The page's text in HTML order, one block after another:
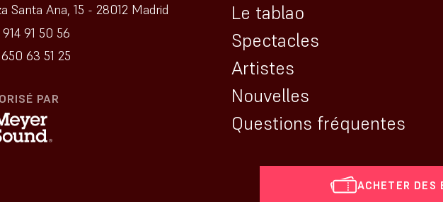
ACHETER DES
Le tablao
Spectacles
Artistes
Nouvelles
Questions fréquentes
Santa Ana, 15 - 28012 Madrid
91 50 56
63 51 25
PAR